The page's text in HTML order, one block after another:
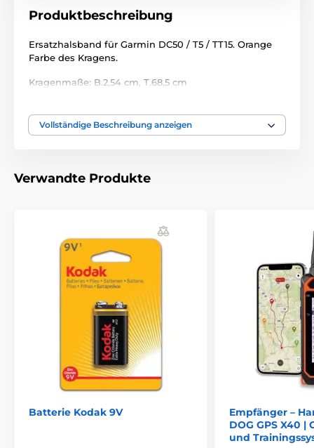
Produktbeschreibung
Ersatzhalsband für Garmin DC50 / T5 / TT15. Orange
Farbe des Kragens.
Kragenmaße: B.2,54 cm, T.68,5 cm
Ankündigung geändert werden. Die Bilder dienen nur
zur Illustration.
Vollständige Beschreibung anzeigen
Verwandte Produkte
Batterie Kodak 9V
Empfänger –
DOG GPS X40 |
und